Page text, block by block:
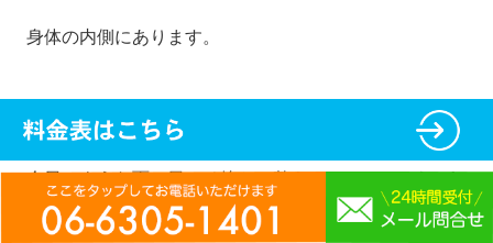
身体の内側にあります。
今日のような雨の日こそ静かに整えていきましょう。^